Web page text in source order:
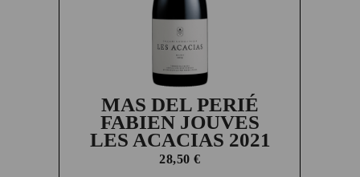
MAS DEL PERIÉ
FABIEN JOUVES
LES ACACIAS 2021
28,50€